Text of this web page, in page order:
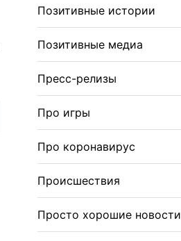
Позитивные истории
Позитивные медиа
Пресс-релизы
Про игры
Про коронавирус
Происшествия
Просто хорошие новости